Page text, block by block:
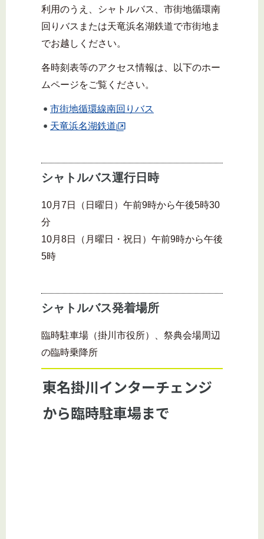
利用のうえ、シャトルバス、市街地循環南
回りバスまたは天竜浜名湖鉄道で市街地ま
でお越しください。
各時刻表等のアクセス情報は、以下のホー
ムページをご覧ください。
市街地循環線南回りバス
天竜浜名湖鉄道
シャトルバス運行日時
10月7日（日曜日）午前9時から午後5時30
分
10月8日（月曜日・祝日）午前9時から午後
5時
シャトルバス発着場所
臨時駐車場（掛川市役所）、祭典会場周辺
の臨時乗降所
東名掛川インターチェンジ
から臨時駐車場まで